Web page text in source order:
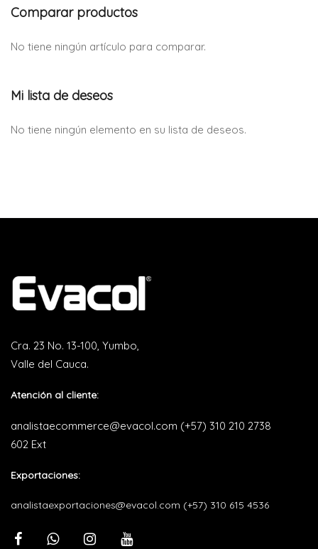
Comparar productos
No tiene ningún artículo para comparar.
Mi lista de deseos
No tiene ningún elemento en su lista de deseos.
Cra. 23 No. 13-100, Yumbo,
Valle del Cauca.
Atención al cliente:
analistaecommerce@evacol.com (+57) 310 210 2738
602 Ext
Exportaciones:
analistaexportaciones@evacol.com (+57) 310 615 4536